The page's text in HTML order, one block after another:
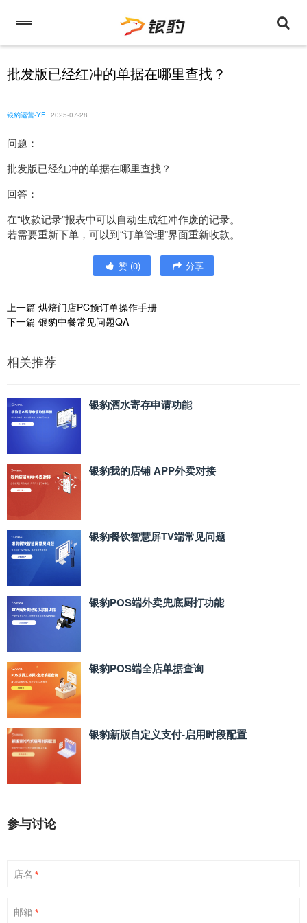
批发版已经红冲的单据在哪里查找？
银豹运营-YF 2025-07-28
问题：
批发版已经红冲的单据在哪里查找？
回答：
在“收款记录”报表中可以自动生成红冲作废的记录。
若需要重新下单，可以到“订单管理”界面重新收款。
赞 (0) 分享
上一篇 烘焙门店PC预订单操作手册
下一篇 银豹中餐常见问题QA
相关推荐
银豹酒水寄存申请功能
银豹我的店铺 APP外卖对接
银豹餐饮智慧屏TV端常见问题
银豹POS端外卖兜底厨打功能
银豹POS端全店单据查询
银豹新版自定义支付‑启用时段配置
参与讨论
店名 *
邮箱 *